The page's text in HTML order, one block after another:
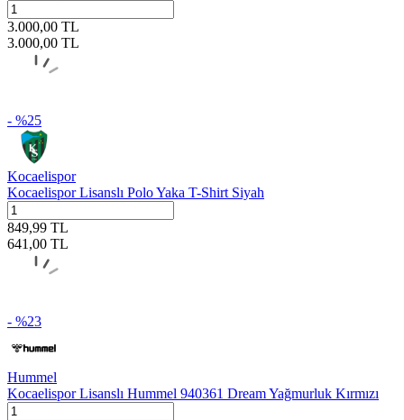
3.000,00 TL
3.000,00 TL
- %25
Kocaelispor
Kocaelispor Lisanslı Polo Yaka T-Shirt Siyah
849,99 TL
641,00 TL
- %23
Hummel
Kocaelispor Lisanslı Hummel 940361 Dream Yağmurluk Kırmızı